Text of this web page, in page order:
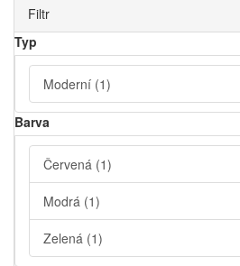
Filtr
Typ
Moderní (1)
Barva
Červená (1)
Modrá (1)
Zelená (1)